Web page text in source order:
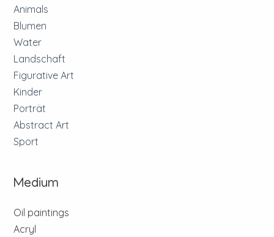
Animals
Blumen
Water
Landschaft
Figurative Art
Kinder
Porträt
Abstract Art
Sport
Medium
Oil paintings
Acryl